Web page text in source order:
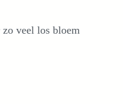
veel los bloem